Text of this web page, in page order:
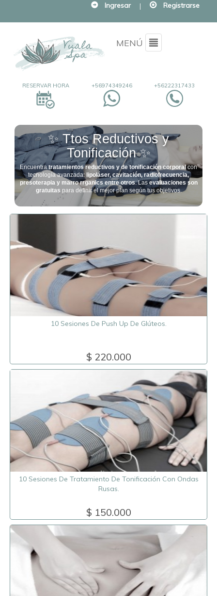
Ingresar | Registrarse
MENÚ Menu
+56222317433
+56974349246
RESERVAR HORA
✨ Ttos Reductivos y
Tonificación ✨
Encuentratratamientos reductivos y de tonificación corporalcon
tecnología avanzada: lipoláser, cavitación, radiofrecuencia,
presoterapia y marro rrganics entre otros. Las evaluaciones son
gratuitas para definir el mejor plan según tus objetivos.
10 Sesiones De Push Up De Glúteos.
$ 220.000
10 Sesiones De Tratamiento De Tonificación Con Ondas
Rusas.
$ 150.000